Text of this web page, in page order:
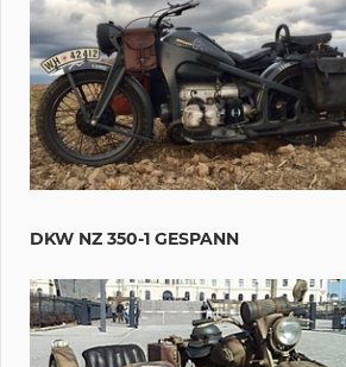
DKW NZ 350-1 GESPANN